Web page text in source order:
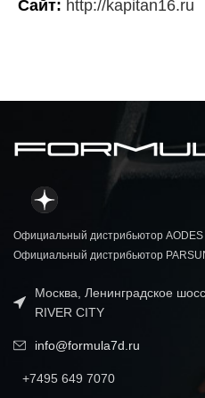
Сайт: http://kapitan16.ru
Официальный дистрибьютор
Официальный дистрибьютор
Москва, Ленинградское
RIVER CITY
info@formula7d.ru
+7495 649 7070